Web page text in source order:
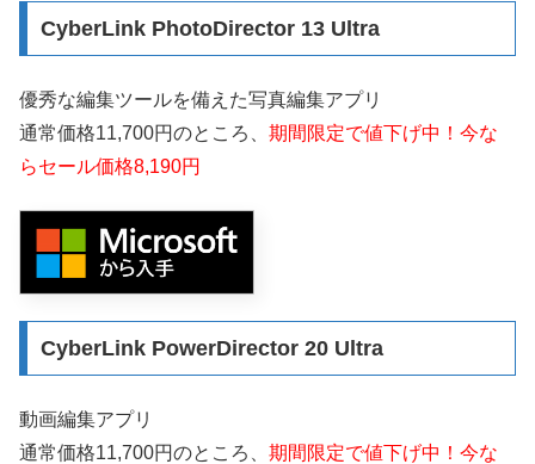
CyberLink PhotoDirector 13 Ultra
優秀な編集ツールを備えた写真編集アプリ
通常価格11,700円のところ、 期間限定で値下げ中！今な
らセール価格8,190円
CyberLink PowerDirector 20 Ultra
動画編集アプリ
通常価格11,700円のところ、 期間限定で値下げ中！今な